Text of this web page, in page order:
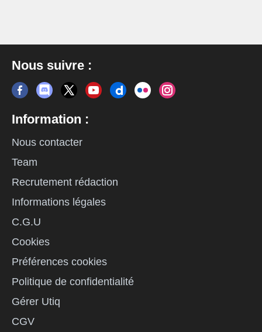
Nous suivre :
Information :
Nous contacter
Team
Recrutement rédaction
Informations légales
C.G.U
Cookies
Préférences cookies
Politique de confidentialité
Gérer Utiq
CGV